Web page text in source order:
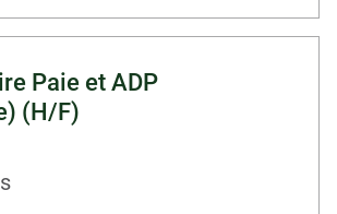
Paie et ADP
(H/F)